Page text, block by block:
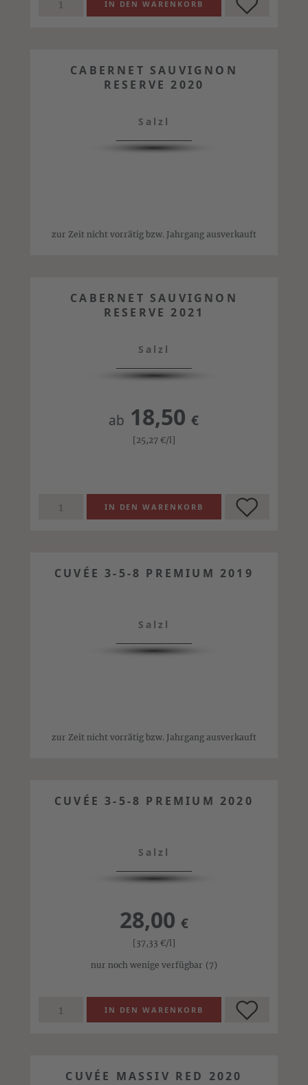
CABERNET SAUVIGNON
RESERVE 2020
Salzl
zur Zeit nicht vorrätig bzw. Jahrgang ausverkauft
CABERNET SAUVIGNON
RESERVE 2021
Salzl
ab 18,50€
[25,27 €/l]
CUVÉE 3-5-8 PREMIUM 2019
Salzl
zur Zeit nicht vorrätig bzw. Jahrgang ausverkauft
CUVÉE 3-5-8 PREMIUM 2020
Salzl
28,00 €
[37,33 €/l]
nur noch wenige verfügbar (7)
CUVÉE MASSIV RED 2020